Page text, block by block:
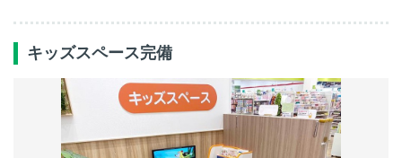
キッズスペース完備